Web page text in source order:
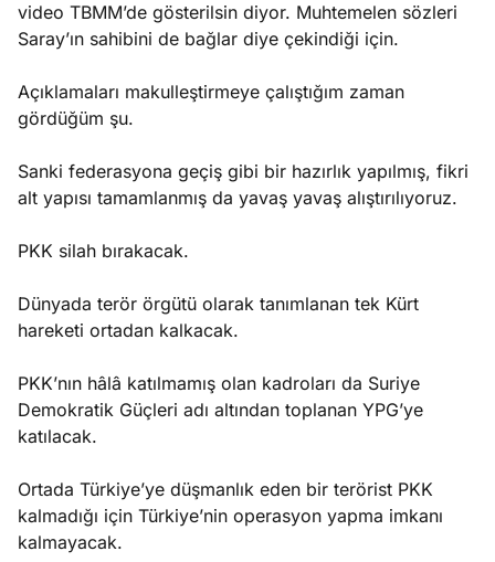
video TBMM’de gösterilsin diyor. Muhtemelen sözleri
Saray’ın sahibini de bağlar diye çekindiği için.
Açıklamaları makulleştirmeye çalıştığım zaman
gördüğüm şu.
Sanki federasyona geçiş gibi bir hazırlık yapılmış, fikri
alt yapısı tamamlanmış da yavaş yavaş alıştırılıyoruz.
PKK silah bırakacak.
Dünyada terör örgütü olarak tanımlanan tek Kürt
hareketi ortadan kalkacak.
PKK’nın hâlâ katılmamış olan kadroları da Suriye
Demokratik Güçleri adı altından toplanan YPG’ye
katılacak.
Ortada Türkiye’ye düşmanlık eden bir terörist PKK
kalmadığı için Türkiye’nin operasyon yapma imkanı
kalmayacak.